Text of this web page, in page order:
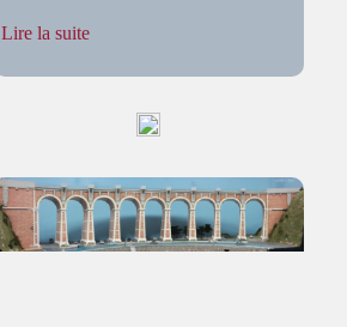
Lire la suite:
CMFC